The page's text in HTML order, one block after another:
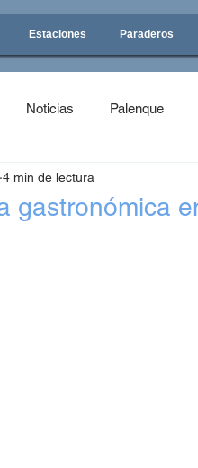
Estaciones Paraderos
Noticias Palenque
gastronómica
4 min de lectura